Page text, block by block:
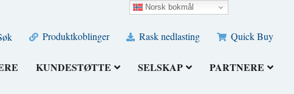
Produktkoblinger Rask nedlasting Quick Buy
KUNDESTØTTE SELSKAP PARTNERE
Norsk bokmål